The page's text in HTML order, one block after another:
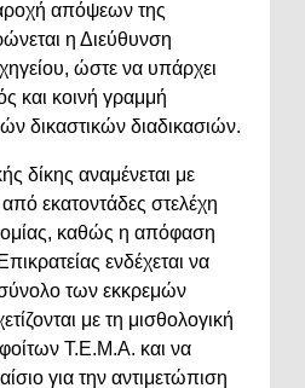
απόψεων της
η Διεύθυνση
ώστε να υπάρχει
και κοινή γραμμή
δικαστικών διαδικασιών.
δίκης αναμένεται με
από εκατοντάδες στελέχη
καθώς η απόφαση
ενδέχεται να
των εκκρεμών
με τη μισθολογική
Τ.Ε.Μ.Α. και να
για την αντιμετώπιση